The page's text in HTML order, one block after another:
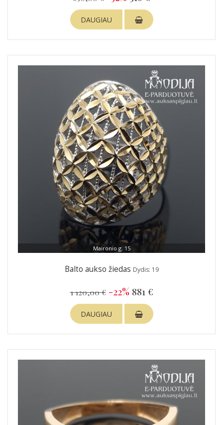
DAUGIAU
Maironio g. 15
Balto aukso žiedas Dydis: 19
1 120,00 € -22% 881 €
DAUGIAU